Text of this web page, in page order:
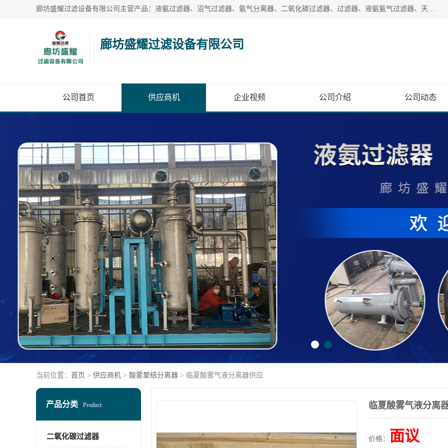
廊坊盛耀过滤设备有限公司主营产品：液氨过滤器、沼气过滤器、氨气分离器、二氧化碳过滤器、过滤器、液氨氨气过滤器、天然气过滤器、管道过滤器、*过滤器、液氨除油除水过滤器、氨气除油除水过滤器、焦炉煤气除焦油过滤器等。
廊坊盛耀过滤设备有限公司
公司首页 供应商机 企业视频 公司介绍 公司动态
当前位置： 首页 > 供应商机 > 酸雾聚结分离器 > 临夏酸雾气液分离器供应
产品分类 Product
二氧化碳过滤器
临夏酸雾气液分离
价格： 面议